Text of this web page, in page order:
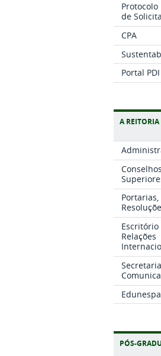
Protocolo
de
CPA
Portal PDI
A REITORIA
Conselhos
Portarias,
Escritório
Relações
PÓS-